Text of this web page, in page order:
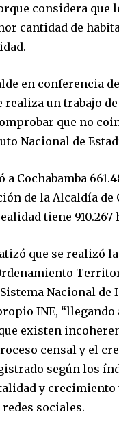
considera que
cantidad de
en conferencia
realiza un trabajo
que no
Nacional de
a Cochabamba
de la Alcaldía de
tiene 910.267
que se realizó
Nacional de
INE, “llegando
existen
censal y el
según los
y
sociales.